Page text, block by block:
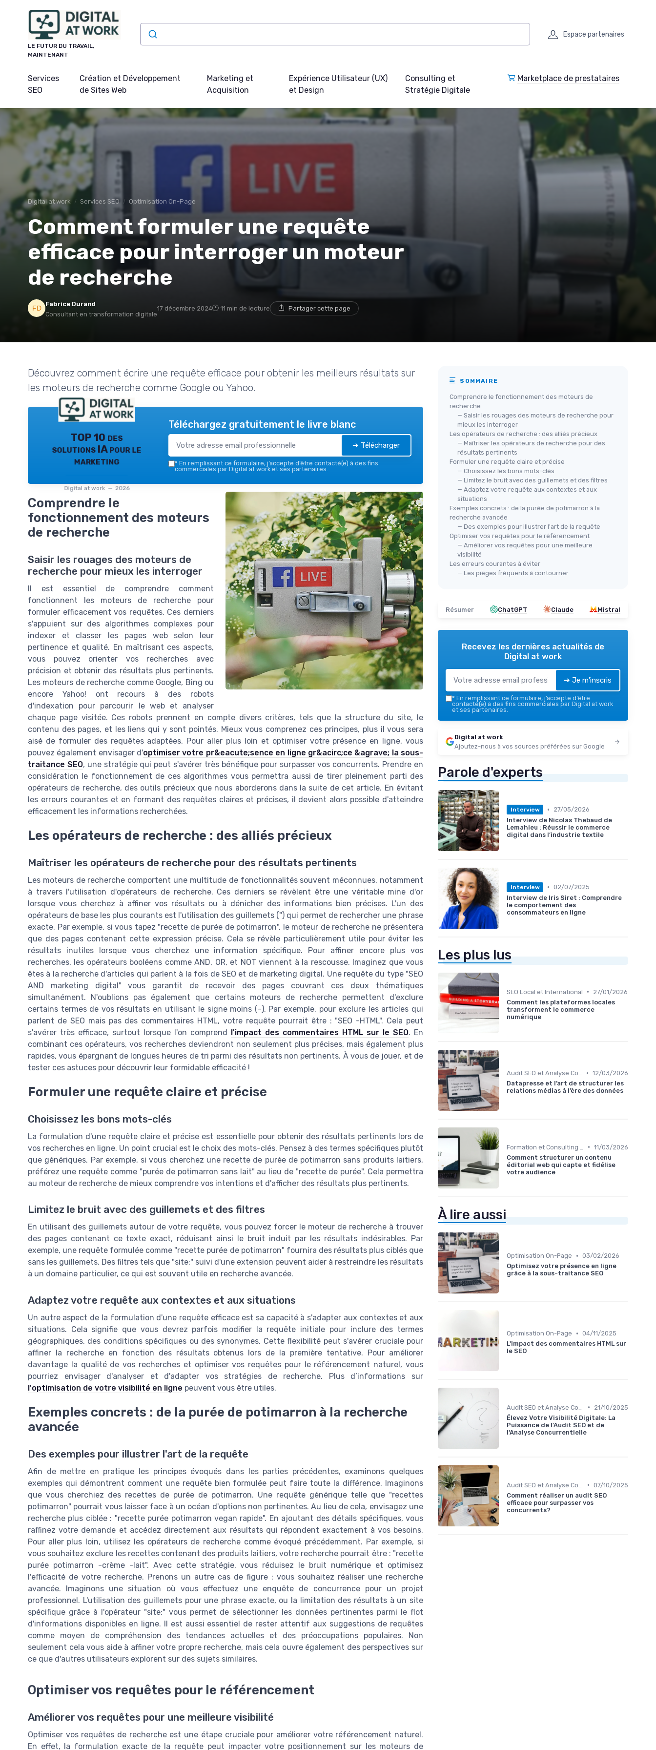
LE FUTUR DU TRAVAIL,
MAINTENANT
Espace partenaires
Services
SEO
Création et Développement
de Sites Web
Marketing et
Acquisition
Expérience Utilisateur (UX)
et Design
Consulting et
Stratégie Digitale
Marketplace de prestataires
Digital at work Services SEO Optimisation On-Page
Comment formuler une requête
efficace pour interroger un moteur
de recherche
Fabrice Durand
Consultant en transformation digitale
17 décembre 2024 11 min de lecture Partager cette page
Découvrez comment écrire une requête efficace pour obtenir les meilleurs résultats sur
les moteurs de recherche comme Google ou Yahoo.
TOP 10 des
solutions IA pour le
marketing
Digital at work — 2026
Téléchargez gratuitement le livre blanc
➔ Télécharger
* En remplissant ce formulaire, j’accepte d’être contacté(e) à des fins
commerciales par Digital at work et ses partenaires.
Comprendre le
fonctionnement des moteurs
de recherche
Saisir les rouages des moteurs de
recherche pour mieux les interroger
Il est essentiel de comprendre comment
fonctionnent les moteurs de recherche pour
formuler efficacement vos requêtes. Ces derniers
s'appuient sur des algorithmes complexes pour
indexer et classer les pages web selon leur
pertinence et qualité. En maîtrisant ces aspects,
vous pouvez orienter vos recherches avec
précision et obtenir des résultats plus pertinents.
Les moteurs de recherche comme Google, Bing ou
encore Yahoo! ont recours à des robots
d'indexation pour parcourir le web et analyser
chaque page visitée. Ces robots prennent en compte divers critères, tels que la structure du site, le
contenu des pages, et les liens qui y sont pointés. Mieux vous comprenez ces principes, plus il vous sera
aisé de formuler des requêtes adaptées. Pour aller plus loin et optimiser votre présence en ligne, vous
pouvez également envisager d'optimiser votre pr&eacute;sence en ligne gr&acirc;ce &agrave; la sous-
traitance SEO, une stratégie qui peut s'avérer très bénéfique pour surpasser vos concurrents. Prendre en
considération le fonctionnement de ces algorithmes vous permettra aussi de tirer pleinement parti des
opérateurs de recherche, des outils précieux que nous aborderons dans la suite de cet article. En évitant
les erreurs courantes et en formant des requêtes claires et précises, il devient alors possible d'atteindre
efficacement les informations recherchées.
Les opérateurs de recherche : des alliés précieux
Maîtriser les opérateurs de recherche pour des résultats pertinents
Les moteurs de recherche comportent une multitude de fonctionnalités souvent méconnues, notamment
à travers l'utilisation d'opérateurs de recherche. Ces derniers se révèlent être une véritable mine d'or
lorsque vous cherchez à affiner vos résultats ou à dénicher des informations bien précises. L'un des
opérateurs de base les plus courants est l'utilisation des guillemets (") qui permet de rechercher une phrase
exacte. Par exemple, si vous tapez "recette de purée de potimarron", le moteur de recherche ne présentera
que des pages contenant cette expression précise. Cela se révèle particulièrement utile pour éviter les
résultats inutiles lorsque vous cherchez une information spécifique. Pour affiner encore plus vos
recherches, les opérateurs booléens comme AND, OR, et NOT viennent à la rescousse. Imaginez que vous
êtes à la recherche d'articles qui parlent à la fois de SEO et de marketing digital. Une requête du type "SEO
AND marketing digital" vous garantit de recevoir des pages couvrant ces deux thématiques
simultanément. N'oublions pas également que certains moteurs de recherche permettent d'exclure
certains termes de vos résultats en utilisant le signe moins (-). Par exemple, pour exclure les articles qui
parlent de SEO mais pas des commentaires HTML, votre requête pourrait être : "SEO -HTML". Cela peut
s'avérer très efficace, surtout lorsque l'on comprend l'impact des commentaires HTML sur le SEO. En
combinant ces opérateurs, vos recherches deviendront non seulement plus précises, mais également plus
rapides, vous épargnant de longues heures de tri parmi des résultats non pertinents. À vous de jouer, et de
tester ces astuces pour découvrir leur formidable efficacité !
Formuler une requête claire et précise
Choisissez les bons mots-clés
La formulation d'une requête claire et précise est essentielle pour obtenir des résultats pertinents lors de
vos recherches en ligne. Un point crucial est le choix des mots-clés. Pensez à des termes spécifiques plutôt
que génériques. Par exemple, si vous cherchez une recette de purée de potimarron sans produits laitiers,
préférez une requête comme "purée de potimarron sans lait" au lieu de "recette de purée". Cela permettra
au moteur de recherche de mieux comprendre vos intentions et d'afficher des résultats plus pertinents.
Limitez le bruit avec des guillemets et des filtres
En utilisant des guillemets autour de votre requête, vous pouvez forcer le moteur de recherche à trouver
des pages contenant ce texte exact, réduisant ainsi le bruit induit par les résultats indésirables. Par
exemple, une requête formulée comme "recette purée de potimarron" fournira des résultats plus ciblés que
sans les guillemets. Des filtres tels que "site:" suivi d'une extension peuvent aider à restreindre les résultats
à un domaine particulier, ce qui est souvent utile en recherche avancée.
Adaptez votre requête aux contextes et aux situations
Un autre aspect de la formulation d'une requête efficace est sa capacité à s'adapter aux contextes et aux
situations. Cela signifie que vous devrez parfois modifier la requête initiale pour inclure des termes
géographiques, des conditions spécifiques ou des synonymes. Cette flexibilité peut s'avérer cruciale pour
affiner la recherche en fonction des résultats obtenus lors de la première tentative. Pour améliorer
davantage la qualité de vos recherches et optimiser vos requêtes pour le référencement naturel, vous
pourriez envisager d'analyser et d'adapter vos stratégies de recherche. Plus d’informations sur
l'optimisation de votre visibilité en ligne peuvent vous être utiles.
Exemples concrets : de la purée de potimarron à la recherche
avancée
Des exemples pour illustrer l'art de la requête
Afin de mettre en pratique les principes évoqués dans les parties précédentes, examinons quelques
exemples qui démontrent comment une requête bien formulée peut faire toute la différence. Imaginons
que vous cherchiez des recettes de purée de potimarron. Une requête générique telle que "recettes
potimarron" pourrait vous laisser face à un océan d'options non pertinentes. Au lieu de cela, envisagez une
recherche plus ciblée : "recette purée potimarron vegan rapide". En ajoutant des détails spécifiques, vous
raffinez votre demande et accédez directement aux résultats qui répondent exactement à vos besoins.
Pour aller plus loin, utilisez les opérateurs de recherche comme évoqué précédemment. Par exemple, si
vous souhaitez exclure les recettes contenant des produits laitiers, votre recherche pourrait être : "recette
purée potimarron -crème -lait". Avec cette stratégie, vous réduisez le bruit numérique et optimisez
l'efficacité de votre recherche. Prenons un autre cas de figure : vous souhaitez réaliser une recherche
avancée. Imaginons une situation où vous effectuez une enquête de concurrence pour un projet
professionnel. L'utilisation des guillemets pour une phrase exacte, ou la limitation des résultats à un site
spécifique grâce à l'opérateur "site:" vous permet de sélectionner les données pertinentes parmi le flot
d'informations disponibles en ligne. Il est aussi essentiel de rester attentif aux suggestions de requêtes
comme moyen de compréhension des tendances actuelles et des préoccupations populaires. Non
seulement cela vous aide à affiner votre propre recherche, mais cela ouvre également des perspectives sur
ce que d'autres utilisateurs explorent sur des sujets similaires.
Optimiser vos requêtes pour le référencement
Améliorer vos requêtes pour une meilleure visibilité
Optimiser vos requêtes de recherche est une étape cruciale pour améliorer votre référencement naturel.
En effet, la formulation exacte de la requête peut impacter votre positionnement sur les moteurs de
SOMMAIRE
Comprendre le fonctionnement des moteurs de
recherche
— Saisir les rouages des moteurs de recherche pour
mieux les interroger
Les opérateurs de recherche : des alliés précieux
— Maîtriser les opérateurs de recherche pour des
résultats pertinents
Formuler une requête claire et précise
— Choisissez les bons mots-clés
— Limitez le bruit avec des guillemets et des filtres
— Adaptez votre requête aux contextes et aux
situations
Exemples concrets : de la purée de potimarron à la
recherche avancée
— Des exemples pour illustrer l'art de la requête
Optimiser vos requêtes pour le référencement
— Améliorer vos requêtes pour une meilleure
visibilité
Les erreurs courantes à éviter
— Les pièges fréquents à contourner
Résumer ChatGPT Claude Mistral
Recevez les dernières actualités de
Digital at work
➔ Je m'inscris
* En remplissant ce formulaire, j’accepte d’être
contacté(e) à des fins commerciales par Digital at work
et ses partenaires.
Digital at work
Ajoutez-nous à vos sources préférées sur Google
Parole d'experts
Interview •
27/05/2026
Interview de Nicolas Thebaud de
Lemahieu : Réussir le commerce
digital dans l’industrie textile
Interview • 02/07/2025
Interview de Iris Siret : Comprendre
le comportement des
consommateurs en ligne
Les plus lus
SEO Local et International •
27/01/2026
Comment les plateformes locales
transforment le commerce
numérique
Audit SEO et Analyse Concurrentielle • 12/03/2026
Datapresse et l’art de structurer les
relations médias à l’ère des données
• 11/03/2026
Comment structurer un contenu
éditorial web qui capte et fidélise
votre audience
À lire aussi
Optimisation On-Page • 03/02/2026
Optimisez votre présence en ligne
grâce à la sous-traitance SEO
Optimisation On-Page • 04/11/2025
L'impact des commentaires HTML sur
le SEO
•
21/10/2025
Élevez Votre Visibilité Digitale: La
Puissance de l'Audit SEO et de
l'Analyse Concurrentielle
• 07/10/2025
Comment réaliser un audit SEO
efficace pour surpasser vos
concurrents?